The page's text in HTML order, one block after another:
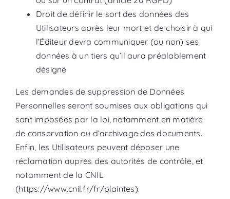
Droit de définir le sort des données des
Utilisateurs après leur mort et de choisir à qui
l’Éditeur devra communiquer (ou non) ses
données à un tiers qu’il aura préalablement
désigné
Les demandes de suppression de Données
Personnelles seront soumises aux obligations qui
sont imposées par la loi, notamment en matière
de conservation ou d’archivage des documents.
Enfin, les Utilisateurs peuvent déposer une
réclamation auprès des autorités de contrôle, et
notamment de la CNIL
(https://www.cnil.fr/fr/plaintes).